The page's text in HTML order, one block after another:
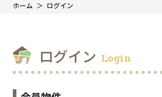
ホーム ログイン
ログイン Login